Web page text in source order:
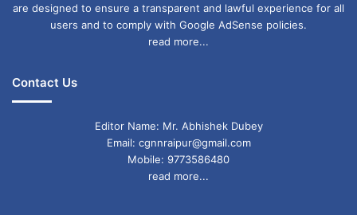
किया गया। इसमें कहा गया है कि “आरोपी व्यक्ति अनुसूचित
अपराध में अन्य मुख्य आरोपियों की भूमिका को कमजोर करने
शेयर करने और संशोधित करने में शामिल थे। ताकि
अनुसूचित अपराध में अन्य प्रमुख आरोपियों की भूमिका
कमजोर साबित की जा सके।
are designed to ensure a transparent and lawful experience for all
users and to comply with Google AdSense policies.
read more...
Contact Us
Editor Name: Mr. Abhishek Dubey
Email: cgnnraipur@gmail.com
Mobile: 9773586480
read more...